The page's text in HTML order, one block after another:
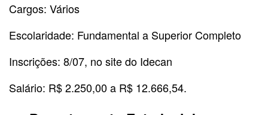
Cargos: Vários
Escolaridade: Fundamental a Superior Completo
Inscrições: 8/07, no site do Idecan
Salário: R$ 2.250,00 a R$ 12.666,54.